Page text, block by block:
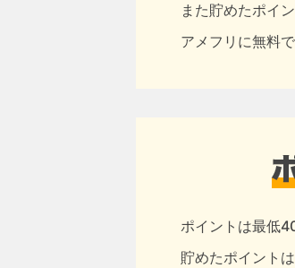
また貯めたポイ
アメフリに無料
ポイントは最低
貯めたポイント